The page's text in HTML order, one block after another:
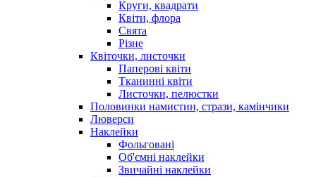
Круги, квадрати
Квіти, флора
Свята
Різне
Квіточки, листочки
Паперові квіти
Тканинні квіти
Листочки, пелюстки
Половинки намистин, стрази, камінчики
Люверси
Наклейки
Фольговані
Об'ємні наклейки
Звичайні наклейки